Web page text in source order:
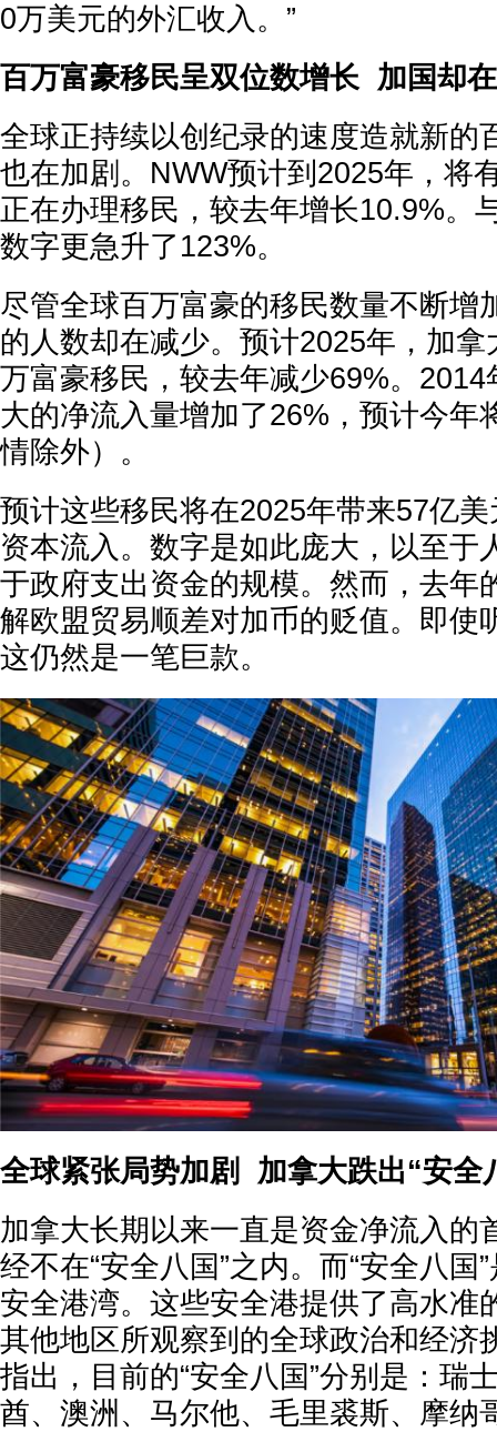
0万美元的外汇收入。”
百万富豪移民呈双位数增长 加国却
全球正持续以创纪录的速度造就新的
也在加剧。NWW预计到2025年，将
正在办理移民，较去年增长10.9%。
数字更急升了123%。
尽管全球百万富豪的移民数量不断增
的人数却在减少。预计2025年，加
万富豪移民，较去年减少69%。
大的净流入量增加了26%，预计今年
情除外）。
预计这些移民将在2025年带来57亿
资本流入。数字是如此庞大，以至于
于政府支出资金的规模。然而，去年
解欧盟贸易顺差对加币的贬值。即使
这仍然是一笔巨款。
全球紧张局势加剧 加拿大跌出“安全
加拿大长期以来一直是资金净流入的
经不在“安全八国”之内。而“安全八国
安全港湾。这些安全港提供了高水准
其他地区所观察到的全球政治和经济
指出，目前的“安全八国”分别是：瑞
酋、澳洲、马尔他、毛里裘斯、摩纳